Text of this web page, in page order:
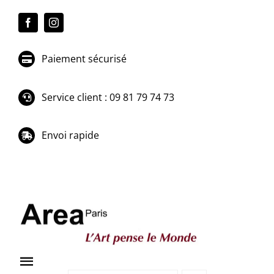
Paiement sécurisé
Service client : 09 81 79 74 73
Envoi rapide